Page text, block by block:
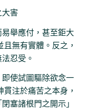
害
舉應付，甚至鉅大
無有實體。反之，
忍受。
使試圖驅除欲念一
注於痛苦之本身，
塞諸根門之開示」